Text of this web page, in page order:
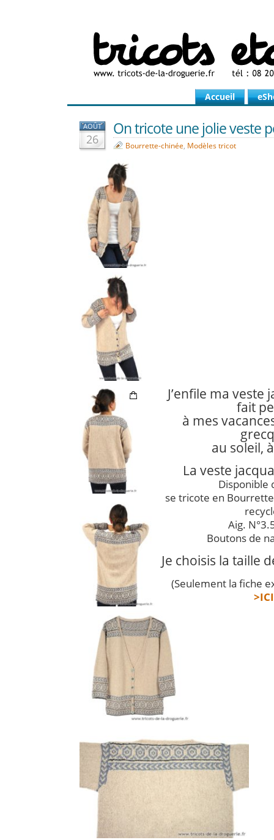
Accueil
AOÛT
26
On tricote une jolie veste
Bourrette-chinée, Modèles tricot
J’enfile ma veste
fait
à mes
au soleil,
La veste
Disponible
se tricote en
Aig.
Boutons de
Je choisis la taille
(Seulement la fiche